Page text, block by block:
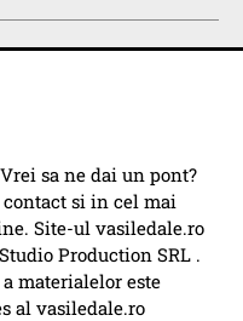
sa ne dai un pont?
contact si in cel mai
Site-ul vasiledale.ro
Production SRL .
materialelor este
al vasiledale.ro